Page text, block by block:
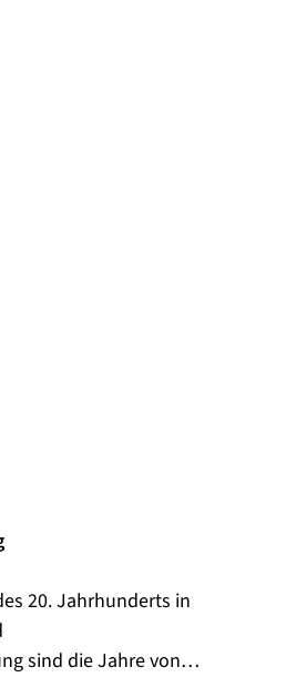
20. Jahrhunderts in
zugänglich